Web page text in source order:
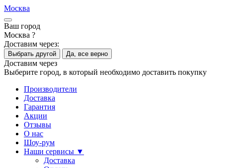
Москва
Ваш город
Москва ?
Доставим через:
Выбрать другой Да, все верно
Доставим через
Выберите город, в который необходимо доставить покупку
Производители
Доставка
Гарантия
Акции
Отзывы
О нас
Шоу-рум
Наши сервисы ▼
Доставка